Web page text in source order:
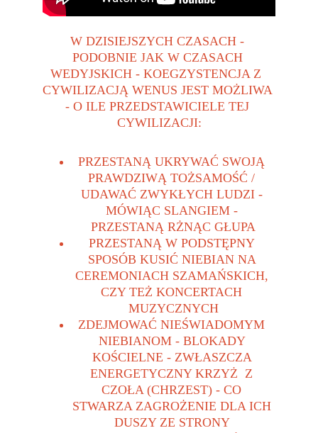
W DZISIEJSZYCH CZASACH -
PODOBNIE JAK W CZASACH
WEDYJSKICH - KOEGZYSTENCJA Z
CYWILIZACJĄ WENUS JEST MOŻLIWA
- O ILE PRZEDSTAWICIELE TEJ
CYWILIZACJI:
PRZESTANĄ UKRYWAĆ SWOJĄ
PRAWDZIWĄ TOŻSAMOŚĆ /
UDAWAĆ ZWYKŁYCH LUDZI -
MÓWIĄC SLANGIEM -
PRZESTANĄ RŻNĄC GŁUPA
PRZESTANĄ W PODSTĘPNY
SPOSÓB KUSIĆ NIEBIAN NA
CEREMONIACH SZAMAŃSKICH,
CZY TEŻ KONCERTACH
MUZYCZNYCH
ZDEJMOWAĆ NIEŚWIADOMYM
NIEBIANOM - BLOKADY
KOŚCIELNE - ZWŁASZCZA
ENERGETYCZNY KRZYŻ  Z
CZOŁA (CHRZEST) - CO
STWARZA ZAGROŻENIE DLA ICH
DUSZY ZE STRONY